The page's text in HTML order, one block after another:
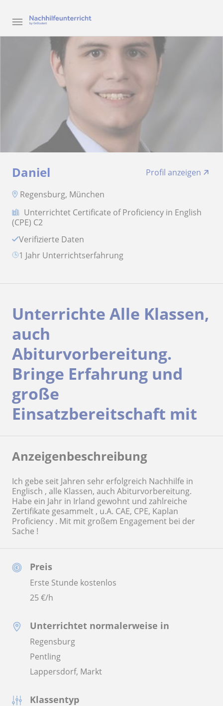
Daniel
Profil anzeigen
Regensburg, München
Unterrichtet Certificate of Proficiency in English
(CPE) C2
Verifizierte Daten
1 Jahr Unterrichtserfahrung
Preis
Erste Stunde kostenlos
25€/h
Unterrichtet normalerweise in
Regensburg
Pentling
Lappersdorf, Markt
Klassentyp
Unterrichte Alle Klassen,
auch
Abiturvorbereitung.
Bringe Erfahrung und
große
Einsatzbereitschaft mit
Anzeigenbeschreibung
Ich gebe seit Jahren sehr erfolgreich Nachhilfe in
Englisch , alle Klassen, auch Abiturvorbereitung.
Habe ein Jahr in Irland gewohnt und zahlreiche
Zertifikate gesammelt , u.A. CAE, CPE, Kaplan
Proficiency . Mit mit großem Engagement bei der
Sache !